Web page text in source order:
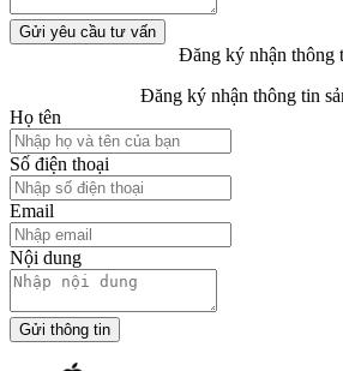
Gửi yêu cầu tư vấn
Đăng ký nhận thông
Đăng ký nhận thông tin
Họ tên
Số điện thoại
Email
Nội dung
Gửi thông tin